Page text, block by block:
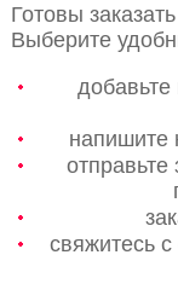
Готовы
Выберите
напишите
отправьте
свяжитесь